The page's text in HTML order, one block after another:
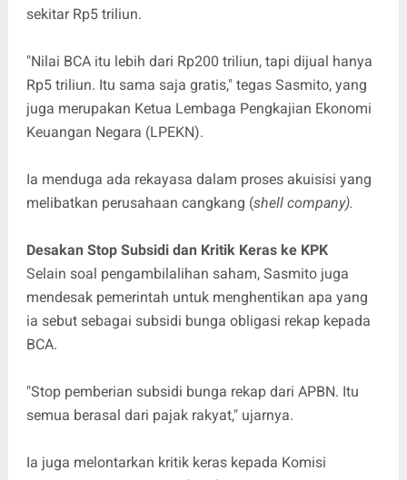
sekitar Rp5 triliun.
"Nilai BCA itu lebih dari Rp200 triliun, tapi dijual hanya
Rp5 triliun. Itu sama saja gratis," tegas Sasmito, yang
juga merupakan Ketua Lembaga Pengkajian Ekonomi
Keuangan Negara (LPEKN).
Ia menduga ada rekayasa dalam proses akuisisi yang
melibatkan perusahaan cangkang (shell company).
Desakan Stop Subsidi dan Kritik Keras ke KPK
Selain soal pengambilalihan saham, Sasmito juga
mendesak pemerintah untuk menghentikan apa yang
ia sebut sebagai subsidi bunga obligasi rekap kepada
BCA.
"Stop pemberian subsidi bunga rekap dari APBN. Itu
semua berasal dari pajak rakyat," ujarnya.
Ia juga melontarkan kritik keras kepada Komisi